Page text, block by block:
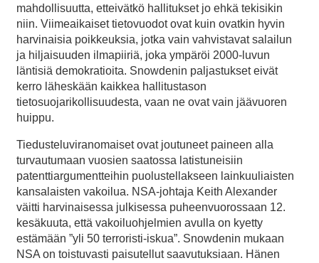
mahdollisuutta, etteivätkö hallitukset jo ehkä tekisikin
niin. Viimeaikaiset tietovuodot ovat kuin ovatkin hyvin
harvinaisia poikkeuksia, jotka vain vahvistavat salailun
ja hiljaisuuden ilmapiiriä, joka ympäröi 2000-luvun
läntisiä demokratioita. Snowdenin paljastukset eivät
kerro läheskään kaikkea hallitustason
tietosuojarikollisuudesta, vaan ne ovat vain jäävuoren
huippu.
Tiedusteluviranomaiset ovat joutuneet paineen alla
turvautumaan vuosien saatossa latistuneisiin
patenttiargumentteihin puolustellakseen lainkuuliaisten
kansalaisten vakoilua. NSA-johtaja Keith Alexander
väitti harvinaisessa julkisessa puheenvuorossaan 12.
kesäkuuta, että vakoiluohjelmien avulla on kyetty
estämään ”yli 50 terroristi-iskua”. Snowdenin mukaan
NSA on toistuvasti paisutellut saavutuksiaan. Hänen